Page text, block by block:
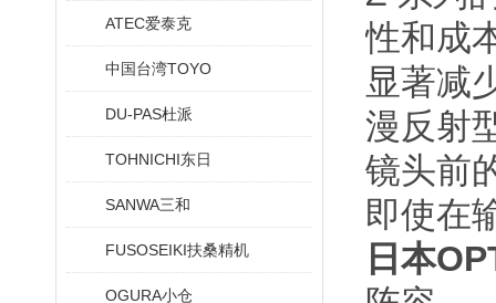
ATEC爱泰克
中国台湾TOYO
DU-PAS杜派
TOHNICHI东日
SANWA三和
FUSOSEIKI扶桑精机
OGURA小仓
性和成
显著减
漫反射
镜头前
即使在
日本